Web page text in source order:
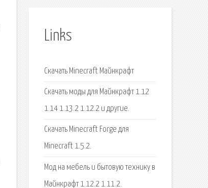
Links
Скачать Minecraft Майнкрафт
Скачать моды для Майнкрафт 1.12
1.14 1.13.2 1.12.2 и другие.
Скачать Minecraft Forge для
Minecraft 1.5.2.
Мод на мебель и бытовую технику в
Майнкрафт 1.12.2 1.11.2.